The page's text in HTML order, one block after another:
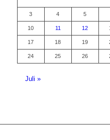
3 4 5
10 11 12
17 18 19
24 25 26
Juli »